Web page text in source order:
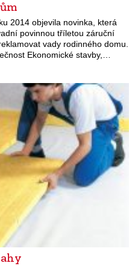
2014 objevila novinka, která
povinnou tříletou záruční
vady rodinného domu.
Ekonomické stavby,…